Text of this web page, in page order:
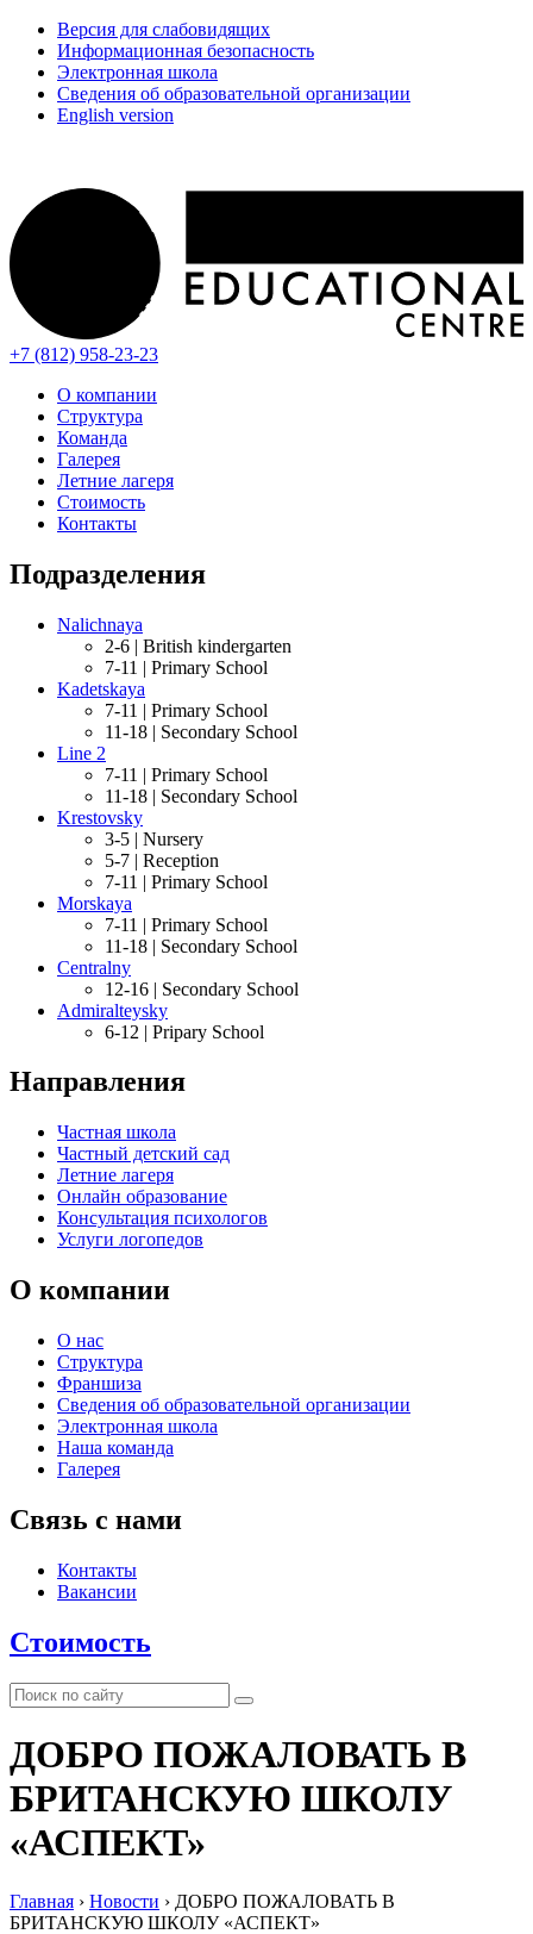
Версия для слабовидящих
Информационная безопасность
Электронная школа
Сведения об образовательной организации
English version
+7 (812) 958-23-23
О компании
Структура
Команда
Галерея
Летние лагеря
Стоимость
Контакты
Подразделения
Nalichnaya
2-6 | British kindergarten
7-11 | Primary School
Kadetskaya
7-11 | Primary School
11-18 | Secondary School
Line 2
7-11 | Primary School
11-18 | Secondary School
Krestovsky
3-5 | Nursery
5-7 | Reception
7-11 | Primary School
Morskaya
7-11 | Primary School
11-18 | Secondary School
Centralny
12-16 | Secondary School
Admiralteysky
6-12 | Pripary School
Направления
Частная школа
Частный детский сад
Летние лагеря
Онлайн образование
Консультация психологов
Услуги логопедов
О компании
О нас
Структура
Франшиза
Сведения об образовательной организации
Электронная школа
Наша команда
Галерея
Связь с нами
Контакты
Вакансии
Стоимость
ДОБРО ПОЖАЛОВАТЬ В
БРИТАНСКУЮ ШКОЛУ
«АСПЕКТ»
Главная › Новости › ДОБРО ПОЖАЛОВАТЬ В
БРИТАНСКУЮ ШКОЛУ «АСПЕКТ»